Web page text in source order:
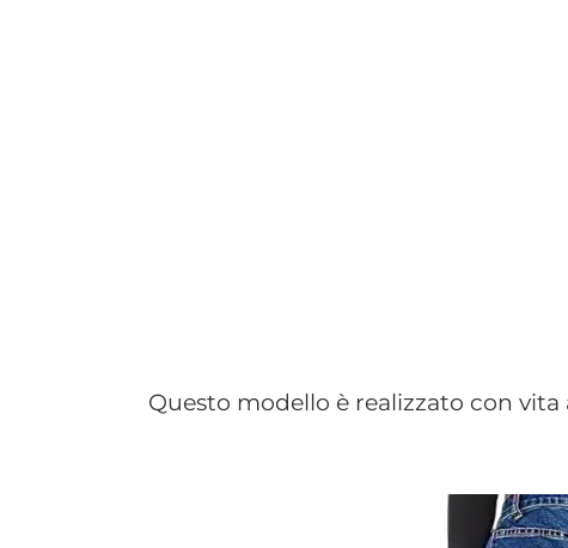
Questo modello è realizzato con